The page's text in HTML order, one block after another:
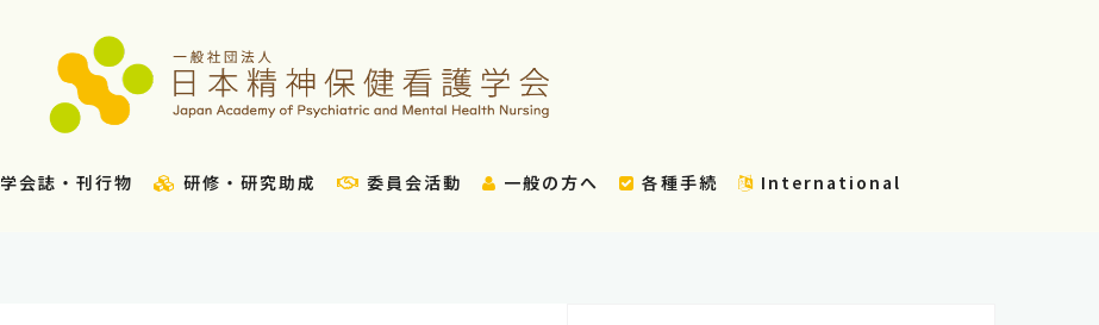
学会誌・刊行物 研修・研究助成 委員会活動 一般の方へ 各種手続 International